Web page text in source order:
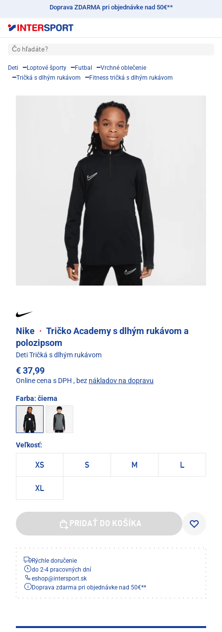
Doprava ZDARMA pri objednávke nad 50€**
Čo hľadáte?
Deti Loptové športy Futbal
Vrchné oblečenie
Tričká s dlhým rukávom
Fitness tričká s dlhým rukávom
Nike · Tričko Academy s dlhým rukávom a
polozipsom
Deti Tričká s dlhým rukávom
€ 37,99
Online cena s DPH , bez nákladov na dopravu
Farba: čierna
Veľkosť:
XS S M L
XL
PRIDAŤ DO KOŠÍKA
Rýchle doručenie
do 2-4 pracovných dní
eshop@intersport.sk
Doprava zdarma pri objednávke nad 50€**